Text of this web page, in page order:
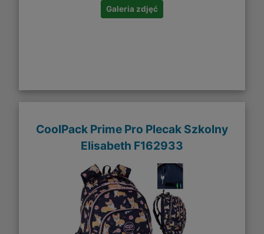
Galeria zdjęć
CoolPack Prime Pro Plecak Szkolny
Elisabeth F162933